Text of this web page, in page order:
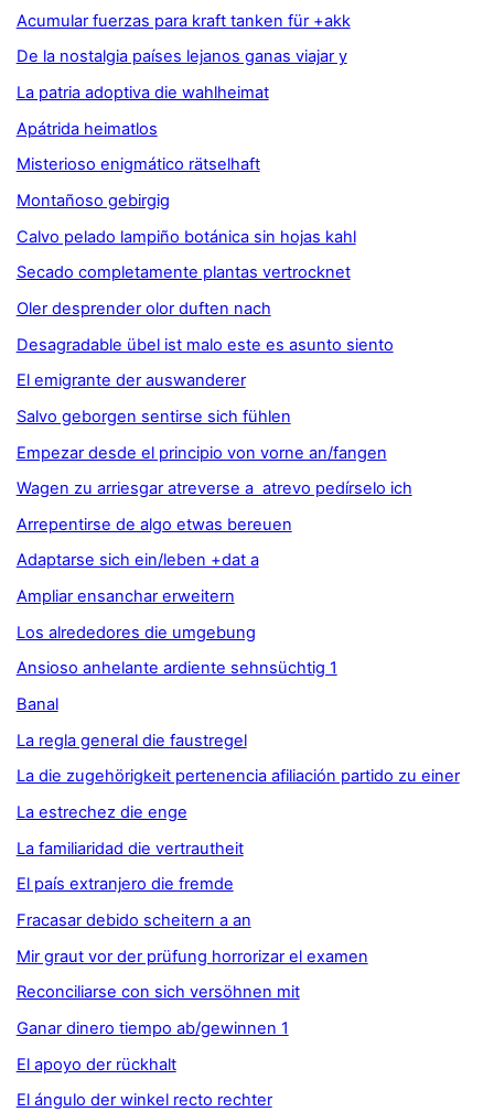
Acumular fuerzas para kraft tanken für +akk
De la nostalgia países lejanos ganas viajar y
La patria adoptiva die wahlheimat
Apátrida heimatlos
Misterioso enigmático rätselhaft
Montañoso gebirgig
Calvo pelado lampiño botánica sin hojas kahl
Secado completamente plantas vertrocknet
Oler desprender olor duften nach
Desagradable übel ist malo este es asunto siento
El emigrante der auswanderer
Salvo geborgen sentirse sich fühlen
Empezar desde el principio von vorne an/fangen
Wagen zu arriesgar atreverse a atrevo pedírselo ich
Arrepentirse de algo etwas bereuen
Adaptarse sich ein/leben +dat a
Ampliar ensanchar erweitern
Los alrededores die umgebung
Ansioso anhelante ardiente sehnsüchtig 1
Banal
La regla general die faustregel
La die zugehörigkeit pertenencia afiliación partido zu einer
La estrechez die enge
La familiaridad die vertrautheit
El país extranjero die fremde
Fracasar debido scheitern a an
Mir graut vor der prüfung horrorizar el examen
Reconciliarse con sich versöhnen mit
Ganar dinero tiempo ab/gewinnen 1
El apoyo der rückhalt
El ángulo der winkel recto rechter